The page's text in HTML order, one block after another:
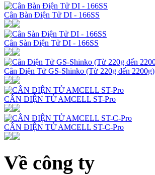
Cân Bàn Điện Tử DI - 166SS
Cân Sàn Điện Tử DI - 166SS
Cân Điện Tử GS-Shinko (Từ 220g đến 2200g)
CÂN ĐIỆN TỬ AMCELL ST-Pro
CÂN ĐIỆN TỬ AMCELL ST-C-Pro
Về công ty